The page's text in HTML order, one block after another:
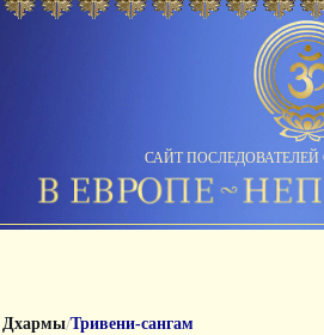
САЙТ
Дхармы/Тривени-сангам